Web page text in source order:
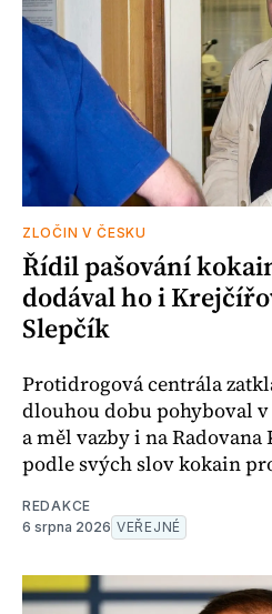
ZLOČIN V ČESKU
Řídil pašování
dodával ho i
Slepčík
Protidrogová centrála
dlouhou dobu pohyboval
a měl vazby i na
podle svých slov kokain
REDAKCE
6 srpna 2026 VEŘEJNÉ